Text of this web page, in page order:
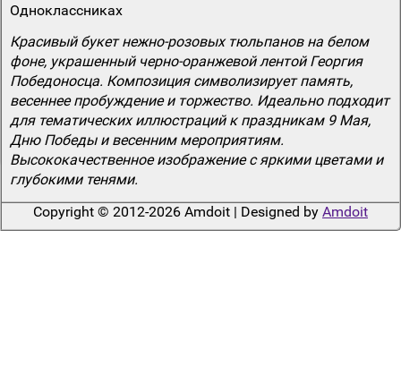
Одноклассниках
Красивый букет нежно-розовых тюльпанов на белом
фоне, украшенный черно-оранжевой лентой Георгия
Победоносца. Композиция символизирует память,
весеннее пробуждение и торжество. Идеально подходит
для тематических иллюстраций к праздникам 9 Мая,
Дню Победы и весенним мероприятиям.
Высококачественное изображение с яркими цветами и
глубокими тенями.
Copyright © 2012-2026 Amdoit | Designed by Amdoit